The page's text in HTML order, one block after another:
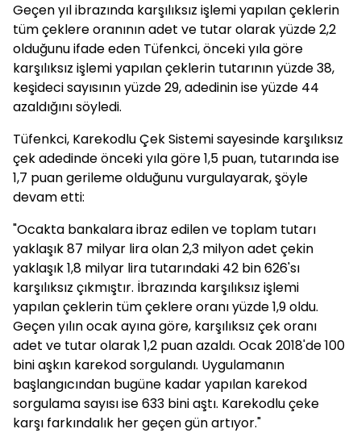
Geçen yıl ibrazında karşılıksız işlemi yapılan çeklerin
tüm çeklere oranının adet ve tutar olarak yüzde 2,2
olduğunu ifade eden Tüfenkci, önceki yıla göre
karşılıksız işlemi yapılan çeklerin tutarının yüzde 38,
keşideci sayısının yüzde 29, adedinin ise yüzde 44
azaldığını söyledi.
Tüfenkci, Karekodlu Çek Sistemi sayesinde karşılıksız
çek adedinde önceki yıla göre 1,5 puan, tutarında ise
1,7 puan gerileme olduğunu vurgulayarak, şöyle
devam etti:
"Ocakta bankalara ibraz edilen ve toplam tutarı
yaklaşık 87 milyar lira olan 2,3 milyon adet çekin
yaklaşık 1,8 milyar lira tutarındaki 42 bin 626'sı
karşılıksız çıkmıştır. İbrazında karşılıksız işlemi
yapılan çeklerin tüm çeklere oranı yüzde 1,9 oldu.
Geçen yılın ocak ayına göre, karşılıksız çek oranı
adet ve tutar olarak 1,2 puan azaldı. Ocak 2018'de 100
bini aşkın karekod sorgulandı. Uygulamanın
başlangıcından bugüne kadar yapılan karekod
sorgulama sayısı ise 633 bini aştı. Karekodlu çeke
karşı farkındalık her geçen gün artıyor."